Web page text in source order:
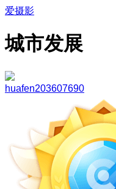
爱摄影
城市发展
huafen203607690